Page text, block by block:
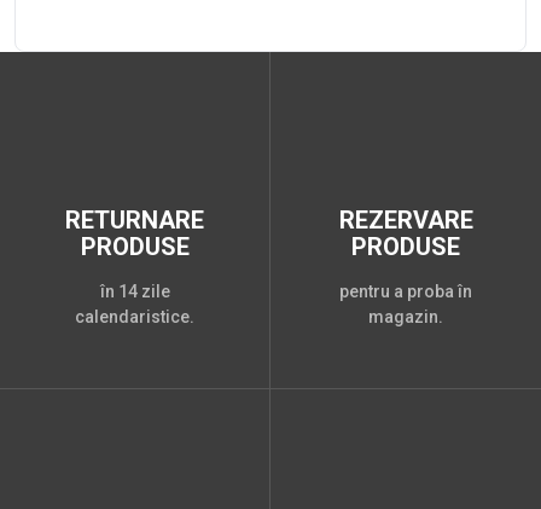
RETURNARE
PRODUSE
în 14 zile
calendaristice.
REZERVARE
PRODUSE
pentru a proba în
magazin.